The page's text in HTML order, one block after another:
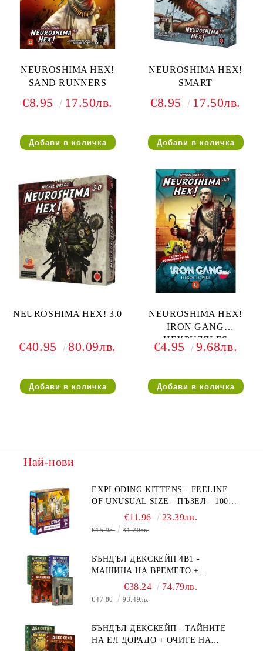
NEUROSHIMA HEX!
SAND RUNNERS
€8.95 17.50лв.
NEUROSHIMA HEX!
SMART
€8.95 17.50лв.
NEUROSHIMA HEX! 3.0
€40.95 80.09лв.
NEUROSHIMA HEX!
IRON GANG
HEXPUZZLES
€4.95 9.68лв.
Най-нови
EXPLODING KITTENS - FEELINE
OF UNUSUAL SIZE - ПЪЗЕЛ - 1000
ЧАСТИ - ПРЕОЦЕНЕН - СРЕДНА
ПОВРЕДА НА КУТИЯТА
€11.96 23.39лв.
€15.95 31.20лв.
БЪНДЪЛ ДЕКСКЕЙП 4В1 -
МАШИНА НА ВРЕМЕТО +
БЯГСТВО ОТ АЛКАТРАЗ +
ТАЙНИТЕ НА ЕЛ ДОРАДО +
€38.24 74.79лв.
€47.80 93.49лв.
БЪНДЪЛ ДЕКСКЕЙП - ТАЙНИТЕ
НА ЕЛ ДОРАДО + ОЧИТЕ НА